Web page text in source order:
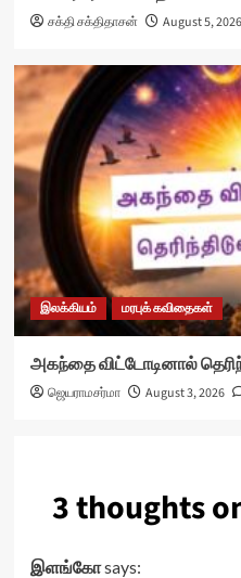
சக்தி சக்திதாசன் August 5, 2026
இலக்கியம் மரபுக் கவிதைகள்
அகந்தை விட்டோடினால்
ஜெயராமசர்மா August 3, 2026
3 thoughts
இளங்கோsays: